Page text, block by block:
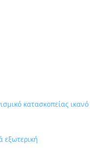
κατασκοπείας ικανό